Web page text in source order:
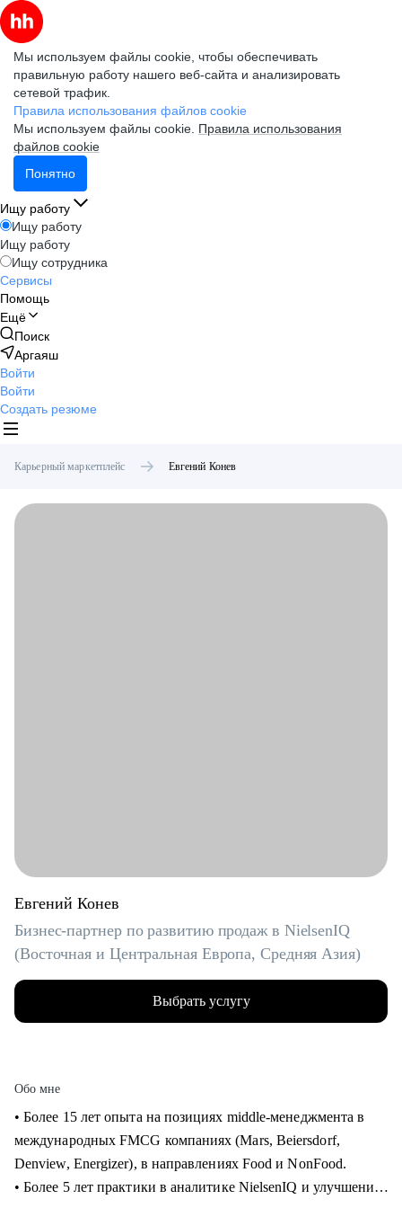
Мы используем файлы cookie, чтобы обеспечивать
правильную работу нашего веб-сайта и анализировать
сетевой трафик.
Правила использования файлов cookie
Мы используем файлы cookie. Правила использования
файлов cookie
Понятно
Ищу работу
Ищу работу
Ищу работу
Ищу сотрудника
Сервисы
Помощь
Ещё
Поиск
Аргаяш
Войти
Войти
Создать резюме
Карьерный маркетплейс Евгений Конев
Евгений Конев
Бизнес-партнер по развитию продаж в NielsenIQ
(Восточная и Центральная Европа, Средняя Азия)
Выбрать услугу
Обо мне
• Более 15 лет опыта на позициях middle-менеджмента в
международных FMCG компаниях (Mars, Beiersdorf,
Denview, Energizer), в направлениях Food и NonFood.
• Более 5 лет практики в аналитике NielsenIQ и улучшения